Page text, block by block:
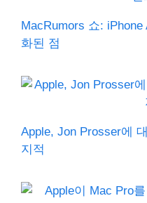
MacRumors 쇼:
화된 점
Apple, Jon Prosser에
지적